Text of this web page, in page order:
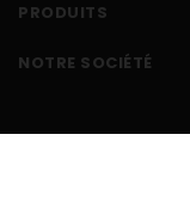
PRODUITS
NOTRE SOCIÉTÉ